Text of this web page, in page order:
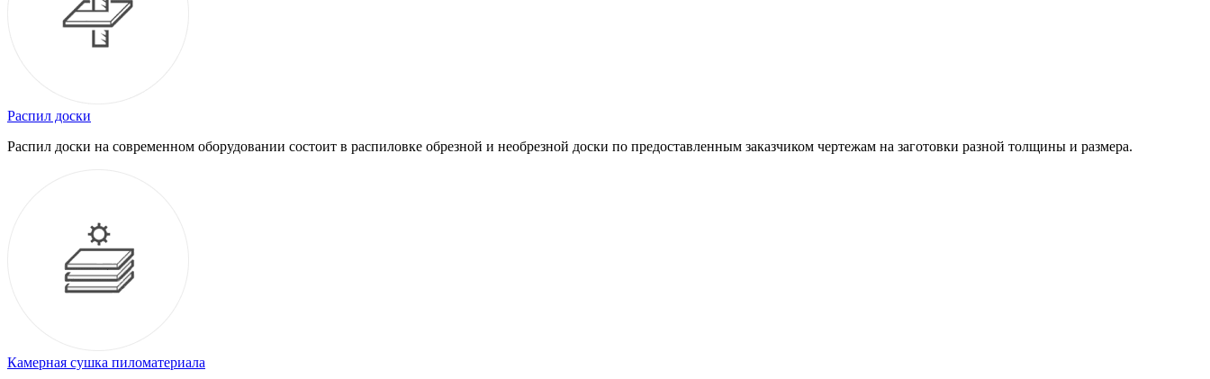
Распил доски
Распил доски на современном оборудовании состоит в распиловке обрезной и необрезной доски по предоставленным заказчиком чертежам на заготовки разной толщины и размера.
Камерная сушка пиломатериала